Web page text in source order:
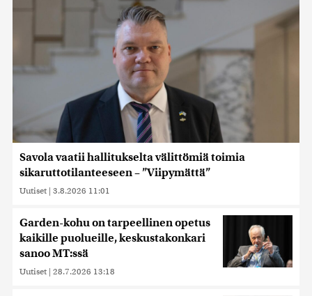
Savola vaatii hallitukselta välittömiä toimia
sikaruttotilanteeseen – ”Viipymättä”
Uutiset | 3.8.2026 11:01
Garden-kohu on tarpeellinen opetus
kaikille puolueille, keskustakonkari
sanoo MT:ssä
Uutiset | 28.7.2026 13:18